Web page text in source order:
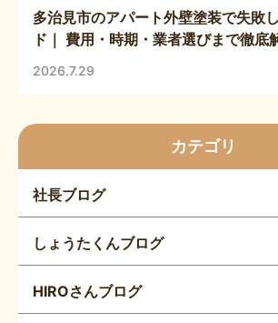
多治見市のアパート外壁塗装で失敗
ド｜ 費用・時期・業者選びまで徹底
2026.7.29
カテゴリ
社長ブログ
しょうたくんブログ
HIROさんブログ